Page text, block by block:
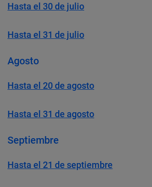
Hasta el 30 de julio
Hasta el 31 de julio
Agosto
Hasta el 20 de agosto
Hasta el 31 de agosto
Septiembre
Hasta el 21 de septiembre